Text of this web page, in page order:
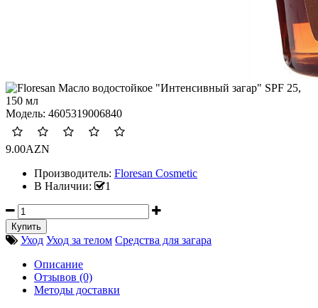
Модель: 4605319006840
9.00AZN
Производитель: Floresan Cosmetic
В Наличии:
1
Уход Уход за телом Средства для загара
Описание
Отзывов (0)
Методы доставки